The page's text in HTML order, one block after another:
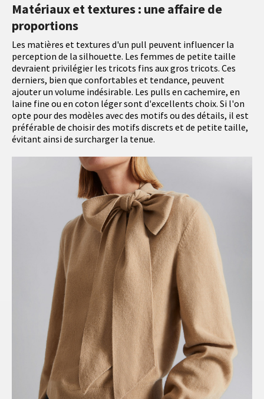
Matériaux et textures : une affaire de
proportions
Les matières et textures d'un pull peuvent influencer la
perception de la silhouette. Les femmes de petite taille
devraient privilégier les tricots fins aux gros tricots. Ces
derniers, bien que confortables et tendance, peuvent
ajouter un volume indésirable. Les pulls en cachemire, en
laine fine ou en coton léger sont d'excellents choix. Si l'on
opte pour des modèles avec des motifs ou des détails, il est
préférable de choisir des motifs discrets et de petite taille,
évitant ainsi de surcharger la tenue.